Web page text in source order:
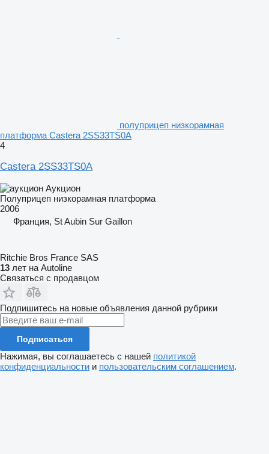
полуприцеп низкорамная
платформа Castera 2SS33TS0A
4
Castera 2SS33TS0A
Аукцион
Полуприцеп низкорамная платформа
2006
Франция, St Aubin Sur Gaillon
Ritchie Bros France SAS
13 лет на Autoline
Связаться с продавцом
Подпишитесь на новые объявления данной рубрики
Подписаться
Нажимая, вы соглашаетесь с нашей политикой
конфиденциальности и пользовательским соглашением.